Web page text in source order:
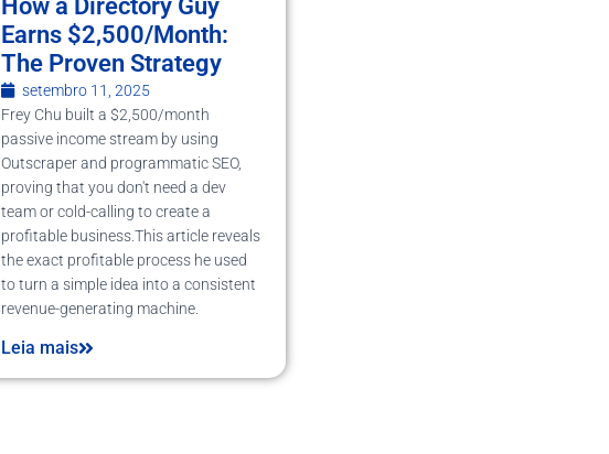
How a Directory Guy
Earns $2,500/Month:
The Proven Strategy
setembro 11, 2025
Frey Chu built a $2,500/month
passive income stream by using
Outscraper and programmatic SEO,
proving that you don't need a dev
team or cold-calling to create a
profitable business.This article reveals
the exact profitable process he used
to turn a simple idea into a consistent
revenue-generating machine.
Leia mais